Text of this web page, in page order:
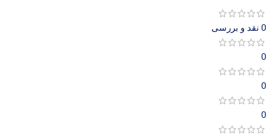
0 نقد و بررسی
0
0
0